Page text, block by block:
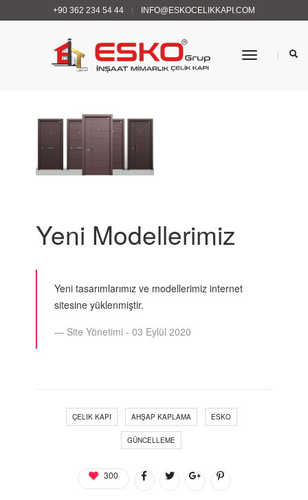
+90 362 234 54 44 INFO@ESKOCELIKKAPI.COM
Menü
Yeni Modellerimiz
Yeni tasarımlarımız ve modellerimiz internet
sitesine yüklenmiştir.
Site Yönetimi - 03 Eylül 2020
ÇELIK KAPI AHŞAP KAPLAMA ESKO
GÜNCELLEME
300